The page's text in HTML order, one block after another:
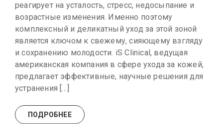
реагирует на усталость, стресс, недосыпание и
возрастные изменения. Именно поэтому
комплексный и деликатный уход за этой зоной
является ключом к свежему, сияющему взгляду
и сохранению молодости. iS Clinical, ведущая
американская компания в сфере ухода за кожей,
предлагает эффективные, научные решения для
устранения […]
ПОДРОБНЕЕ